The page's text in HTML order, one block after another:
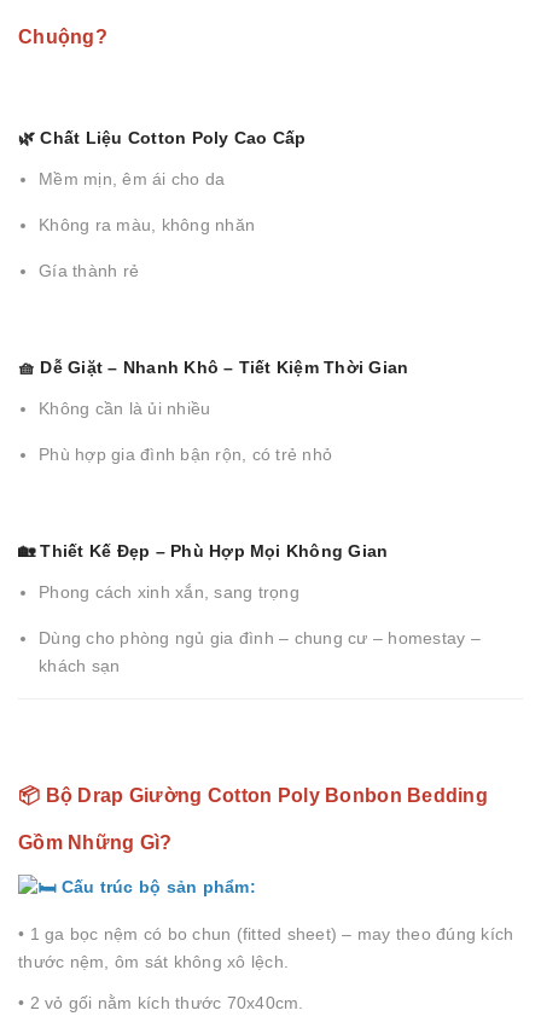
Chuộng?
🌿 Chất Liệu Cotton Poly Cao Cấp
Mềm mịn, êm ái cho da
Không ra màu, không nhăn
Gía thành rẻ
🧺 Dễ Giặt – Nhanh Khô – Tiết Kiệm Thời Gian
Không cần là ủi nhiều
Phù hợp gia đình bận rộn, có trẻ nhỏ
🏡 Thiết Kế Đẹp – Phù Hợp Mọi Không Gian
Phong cách xinh xắn, sang trọng
Dùng cho phòng ngủ gia đình – chung cư – homestay –
khách sạn
📦 Bộ Drap Giường Cotton Poly Bonbon Bedding
Gồm Những Gì?
Cấu trúc bộ sản phẩm:
• 1 ga bọc nệm có bo chun (fitted sheet) – may theo đúng kích
thước nệm, ôm sát không xô lệch.
• 2 vỏ gối nằm kích thước 70x40cm.